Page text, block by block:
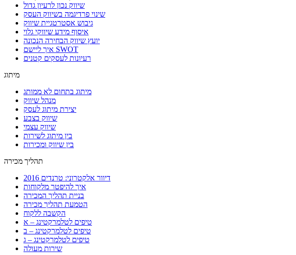
שיווק נכון לרעיון גדול
שינוי פרדיגמה בשיווק העסק
גיבוש אסטרטגיית שיווק
איסוף מידע שיווקי גלוי
יועץ שיווק הבחירה הנכונה
איך ליישם SWOT
רעיונות לעסקים קטנים
מיתוג
מיתוג בתחום לא ממותג
מנהל שיווק
יצירת מיתוג לעסק
שיווק בצבע
שיווק עצמי
בין מיתוג לשירות
בין שיווק ומכירות
תהליך מכירה
דיוור אלקטרוני: טרנדים 2016
איך להיפטר מלקוחות
בניית תהליך המכירה
הטמעת תהליך מכירה
הקשבה ללקוח
טיפים לטלמרקטינג – א
טיפים לטלמרקטינג – ב
טיפים לטלמרקטינג – ג
שירות מעולה